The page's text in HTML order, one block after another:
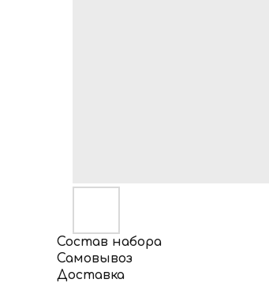
Состав набора
Самовывоз
Доставка